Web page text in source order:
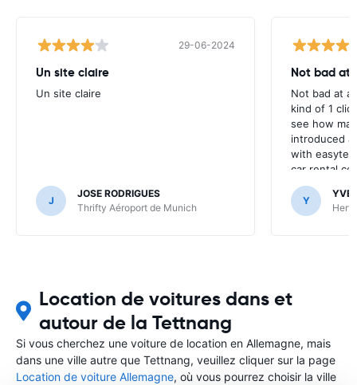
29-06-2024
Un site claire
Un site claire
J
JOSE RODRIGUES
Thrifty Aéroport de Munich
Not bad at
Not bad at
kind of 1
see how
introduced
with
car rental
Y
Location de voitures dans et
autour de la Tettnang
Si vous cherchez une voiture de location en Allemagne, mais
dans une ville autre que Tettnang, veuillez cliquer sur la page
Location de voiture Allemagne, où vous pourrez choisir la ville